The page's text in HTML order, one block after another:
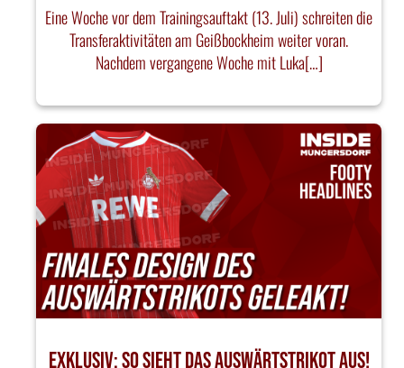
Eine Woche vor dem Trainingsauftakt (13. Juli) schreiten die
Transferaktivitäten am Geißbockheim weiter voran.
Nachdem vergangene Woche mit Luka[…]
EXKLUSIV: SO SIEHT DAS AUSWÄRTSTRIKOT AUS!